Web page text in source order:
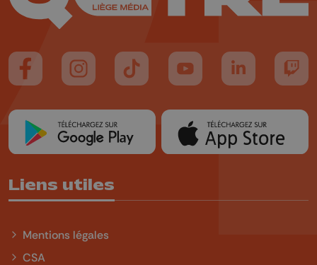
Suivez-nous sur FaceBook
Suivez-nous sur Instagram
Suivez-nous sur TikTok
Suivez-nous sur YouTube
Suivez-nous
Liens utiles
Mentions légales
CSA